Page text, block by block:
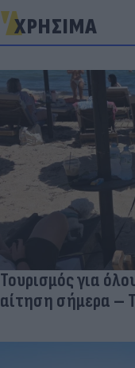
ΧΡΗΣΙΜΑ
Τουρισμός για
αίτηση σήμερα –